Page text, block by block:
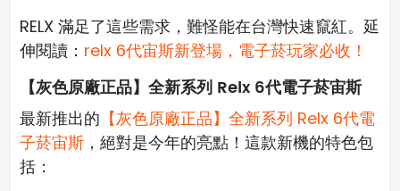
RELX 滿足了這些需求，難怪能在台灣快速竄紅。延
伸閱讀： relx 6代宙斯新登場，電子菸玩家必收！
【灰色原廠正品】全新系列 Relx 6代電子菸宙斯
最新推出的 【灰色原廠正品】全新系列 Relx 6代電
子菸宙斯 ，絕對是今年的亮點！這款新機的特色包
括：